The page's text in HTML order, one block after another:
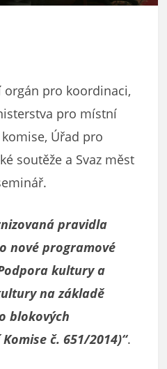
orgán pro koordinaci,
pro místní
komise, Úřad pro
soutěže a Svaz měst
pravidla
nové programové
kultury a
na základě
blokových
č. 651/2014)“.